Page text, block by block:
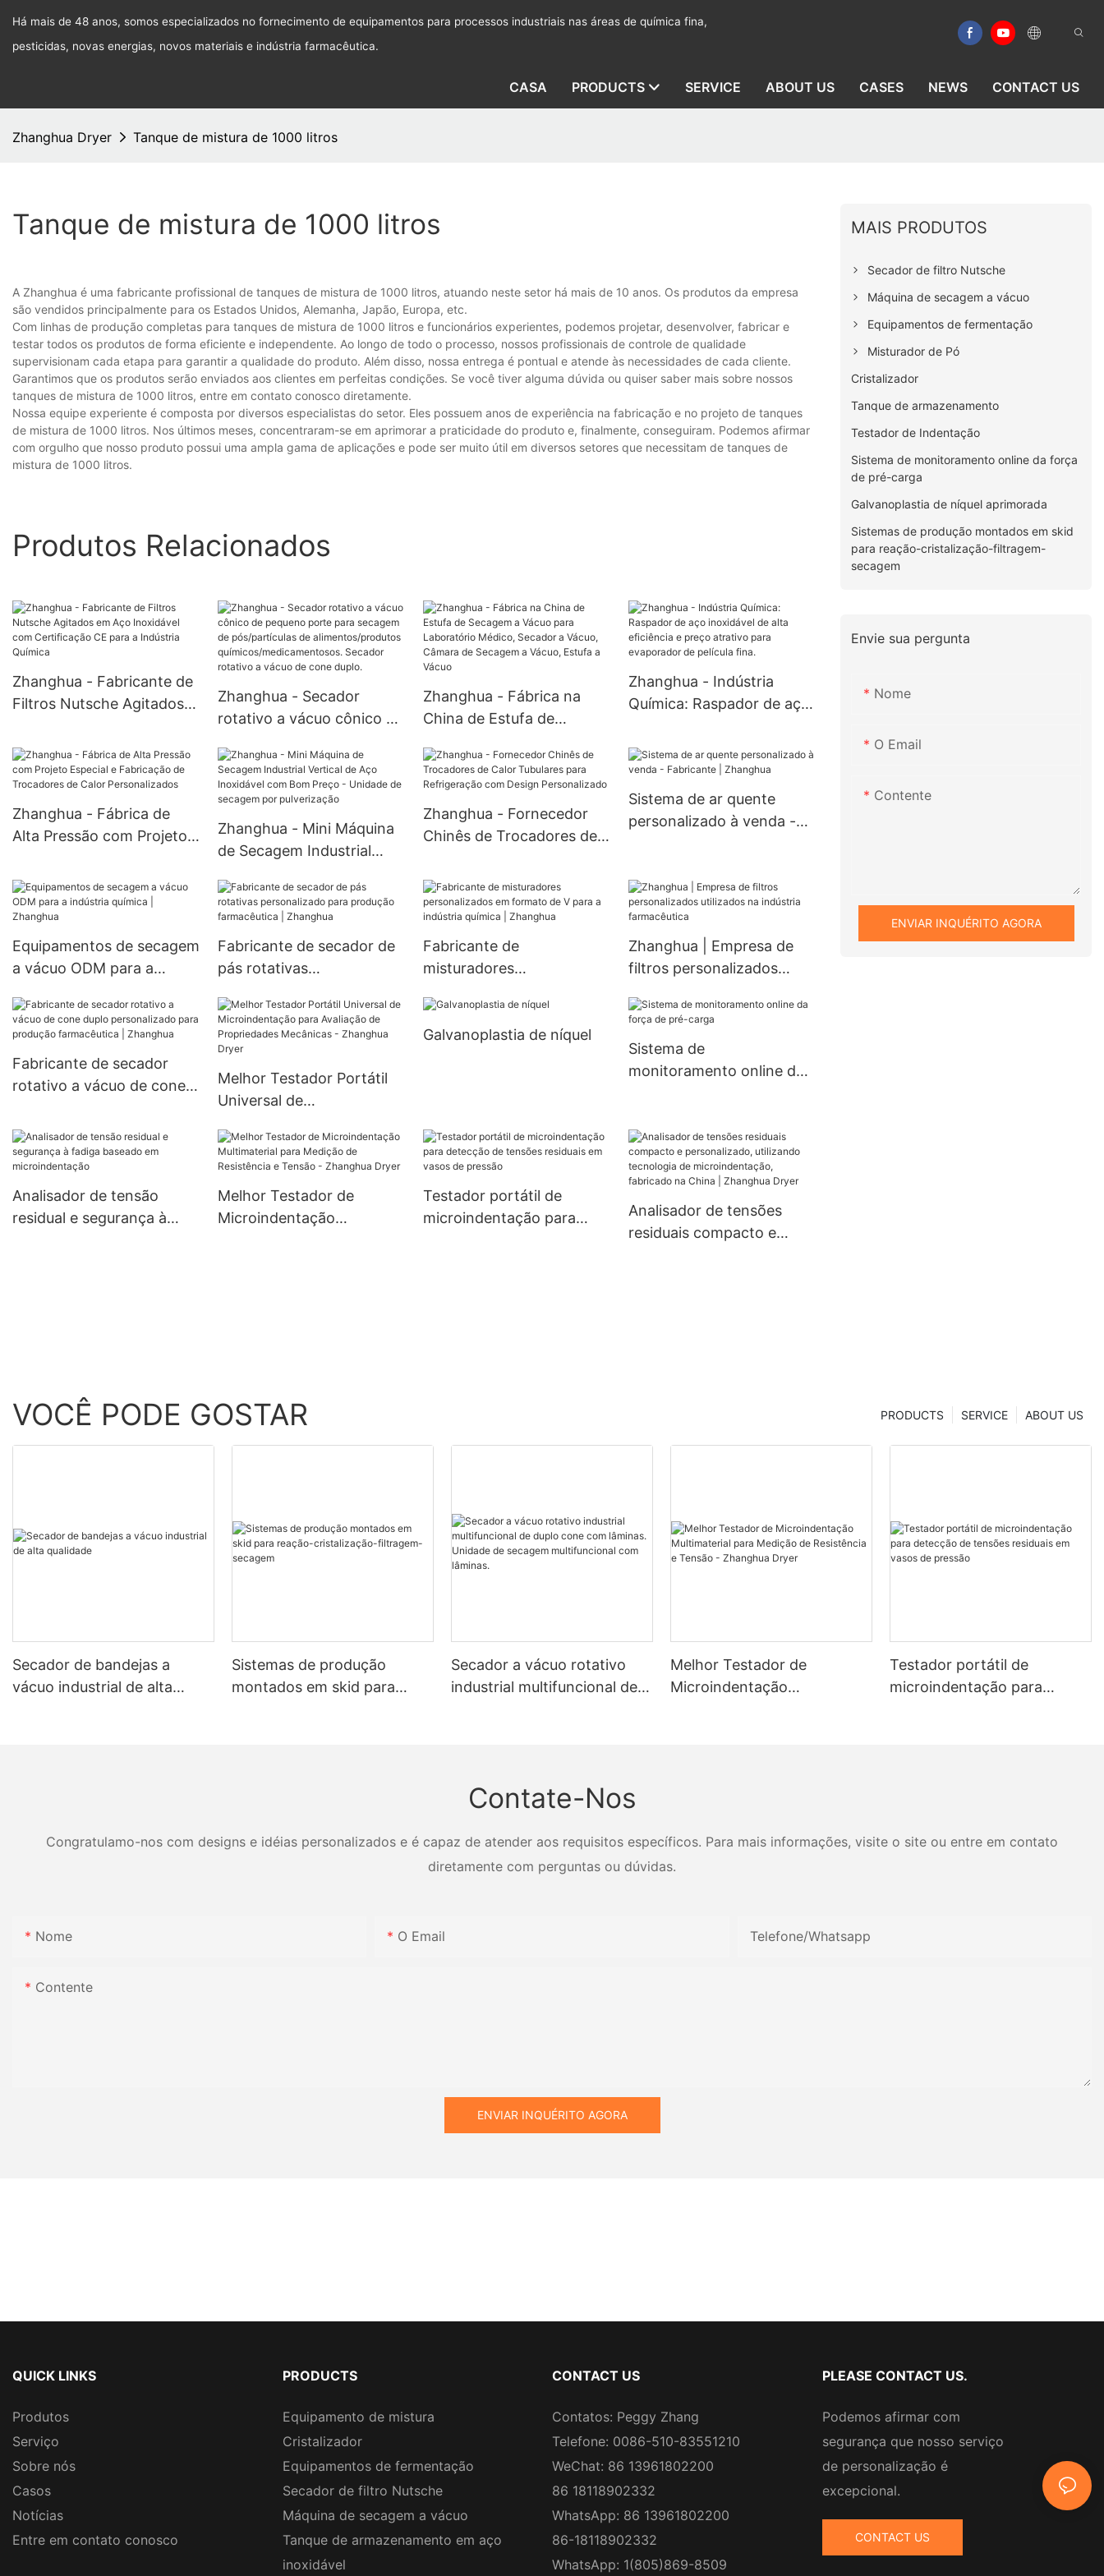
Há mais de 48 anos, somos especializados no fornecimento de equipamentos para processos industriais nas áreas de química fina,
pesticidas, novas energias, novos materiais e indústria farmacêutica.
CASA PRODUCTS SERVICE ABOUT US CASES NEWS CONTACT US
Zhanghua Dryer Tanque de mistura de 1000 litros
Tanque de mistura de 1000 litros
A Zhanghua é uma fabricante profissional de tanques de mistura de 1000 litros, atuando neste setor há mais de 10 anos. Os produtos da empresa
são vendidos principalmente para os Estados Unidos, Alemanha, Japão, Europa, etc.
Com linhas de produção completas para tanques de mistura de 1000 litros e funcionários experientes, podemos projetar, desenvolver, fabricar e
testar todos os produtos de forma eficiente e independente. Ao longo de todo o processo, nossos profissionais de controle de qualidade
supervisionam cada etapa para garantir a qualidade do produto. Além disso, nossa entrega é pontual e atende às necessidades de cada cliente.
Garantimos que os produtos serão enviados aos clientes em perfeitas condições. Se você tiver alguma dúvida ou quiser saber mais sobre nossos
tanques de mistura de 1000 litros, entre em contato conosco diretamente.
Nossa equipe experiente é composta por diversos especialistas do setor. Eles possuem anos de experiência na fabricação e no projeto de tanques
de mistura de 1000 litros. Nos últimos meses, concentraram-se em aprimorar a praticidade do produto e, finalmente, conseguiram. Podemos afirmar
com orgulho que nosso produto possui uma ampla gama de aplicações e pode ser muito útil em diversos setores que necessitam de tanques de
mistura de 1000 litros.
Produtos Relacionados
Zhanghua - Fabricante de
Filtros Nutsche Agitados
Certificação CE para a
Indústria Química
Zhanghua - Secador
rotativo a vácuo cônico de
secagem de pós/partículas
de alimentos/produtos
químicos/medicamentosos
. Secador rotativo a vácuo
de cone duplo.
Zhanghua - Fábrica na
China de Estufa de
Laboratório Médico,
Secador a Vácuo, Câmara
de Secagem a Vácuo,
Estufa a Vácuo
Zhanghua - Indústria
Química: Raspador de aço
eficiência e preço atrativo
para evaporador de
película fina.
Zhanghua - Fábrica de
Alta Pressão com Projeto
Trocadores de Calor
Personalizados
Zhanghua - Mini Máquina
de Secagem Industrial
com Bom Preço - Unidade
de secagem por
pulverização
Zhanghua - Fornecedor
Chinês de Trocadores de
Refrigeração com Design
Personalizado
Sistema de ar quente
personalizado à venda -
Equipamentos de secagem
a vácuo ODM para a
Zhanghua
Fabricante de secador de
pás rotativas
produção farmacêutica |
Zhanghua
Fabricante de
misturadores
formato de V para a
indústria química |
Zhanghua | Empresa de
filtros personalizados
farmacêutica
Fabricante de secador
rotativo a vácuo de cone
produção farmacêutica |
Zhanghua
Melhor Testador Portátil
Universal de
Avaliação de Propriedades
Mecânicas - Zhanghua
Dryer
Galvanoplastia de níquel
Sistema de
monitoramento online da
Analisador de tensão
residual e segurança à
Melhor Testador de
Microindentação
Testador portátil de
microindentação para
Analisador de tensões
residuais compacto e
MAIS PRODUTOS
Secador de filtro Nutsche
Máquina de secagem a vácuo
Equipamentos de fermentação
Misturador de Pó
Cristalizador
Tanque de armazenamento
Testador de Indentação
Sistema de monitoramento online da força
de pré-carga
Galvanoplastia de níquel aprimorada
Sistemas de produção montados em skid
para reação-cristalização-filtragem-
secagem
Envie sua pergunta
Nome
O Email
Contente
ENVIAR INQUÉRITO AGORA
VOCÊ PODE GOSTAR ABOUT US
SERVICE
PRODUCTS
Secador de bandejas a
vácuo industrial de alta
Sistemas de produção
montados em skid para
Secador a vácuo rotativo
industrial multifuncional de
Melhor Testador de
Microindentação
Testador portátil de
microindentação para
Contate-Nos
Congratulamo-nos com designs e idéias personalizados e é capaz de atender aos requisitos específicos. Para mais informações, visite o site ou entre em contato
diretamente com perguntas ou dúvidas.
Nome O Email Telefone/whatsapp
Contente
ENVIAR INQUÉRITO AGORA
QUICK LINKS
Produtos
Serviço
Sobre nós
Casos
Notícias
Entre em contato conosco
PRODUCTS
Equipamento de mistura
Cristalizador
Equipamentos de fermentação
Secador de filtro Nutsche
Máquina de secagem a vácuo
Tanque de armazenamento em aço
inoxidável
CONTACT US
Contatos: Peggy Zhang
Telefone: 0086-510-83551210
WeChat: 86 13961802200
86 18118902332
WhatsApp: 86 13961802200
86-18118902332
WhatsApp: 1(805)869-8509
PLEASE CONTACT US.
Podemos afirmar com
segurança que nosso serviço
de personalização é
excepcional.
CONTACT US